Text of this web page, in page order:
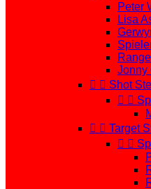
Peter
Lisa
Range
Jonny
  Shot
 
  Target
 